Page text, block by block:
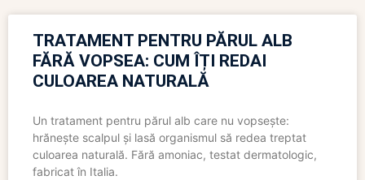
TRATAMENT PENTRU PĂRUL ALB
FĂRĂ VOPSEA: CUM ÎȚI REDAI
CULOAREA NATURALĂ
Un tratament pentru părul alb care nu vopsește:
hrănește scalpul și lasă organismul să redea treptat
culoarea naturală. Fără amoniac, testat dermatologic,
fabricat în Italia.